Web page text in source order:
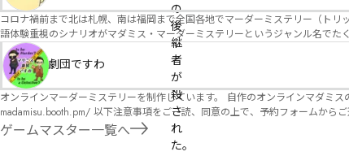
の
後
継
者
が
殺
さ
れ
た。
コロナ禍前まで北は札幌、南は福岡まで全国各地でマーダーミステリー（トリック有）公演をしておりました。 ２０２５年現在、
語体験重視のシナリオがマダミス・マーダーミステリーというジャンル名でたくさんあるため、そのよう
たことないトリックが解ける閃きや犯人として逃げ切る楽しみのある本格推理マーダーミステリー
す！
劇団ですわ
オンラインマーダーミステリーを制作しています。 自作のオンラインマダミスのGM
madamisu.booth.pm/ 以下注意事項をご一読、同意の上で、予約フォームからご連絡ください。 ■GM依頼の注意事項■ ①依頼をする作品のＢＯＯＴＨの概要を確認した上で、依頼し
てください。 ②依頼ができるのは、平日、土日、祝日問わず、21：00～となります。 ③参加するメンバーは、依頼者にてメンバーを集めてください。 ④依頼条件：代表者によるＧＭ
セットの購入or参加者全員の個別ＨＯの購入 ⇒購入するタイミングは、開催日程、参加メンバーが決まってから
ゲームマスター一覧へ